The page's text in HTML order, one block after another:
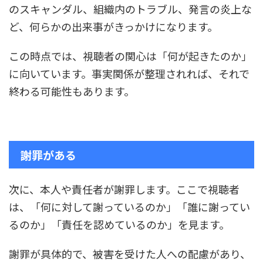
のスキャンダル、組織内のトラブル、発言の炎上な
ど、何らかの出来事がきっかけになります。
この時点では、視聴者の関心は「何が起きたのか」
に向いています。事実関係が整理されれば、それで
終わる可能性もあります。
謝罪がある
次に、本人や責任者が謝罪します。ここで視聴者
は、「何に対して謝っているのか」「誰に謝ってい
るのか」「責任を認めているのか」を見ます。
謝罪が具体的で、被害を受けた人への配慮があり、